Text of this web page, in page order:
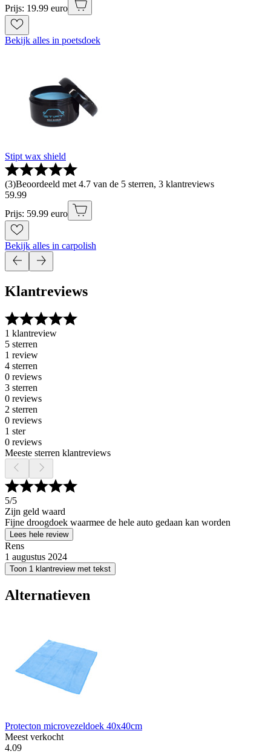
Prijs: 19.99 euro
Bekijk alles in poetsdoek
Stipt wax shield
(3)Beoordeeld met 4.7 van de 5 sterren, 3 klantreviews
59.99
Prijs: 59.99 euro
Bekijk alles in carpolish
Klantreviews
1 klantreview
5 sterren
1 review
4 sterren
0 reviews
3 sterren
0 reviews
2 sterren
0 reviews
1 ster
0 reviews
Meeste sterren klantreviews
5/5
Zijn geld waard
Fijne droogdoek waarmee de hele auto gedaan kan worden
Lees hele review
Rens
1 augustus 2024
Toon 1 klantreview met tekst
Alternatieven
Protecton microvezeldoek 40x40cm
Meest verkocht
4.09